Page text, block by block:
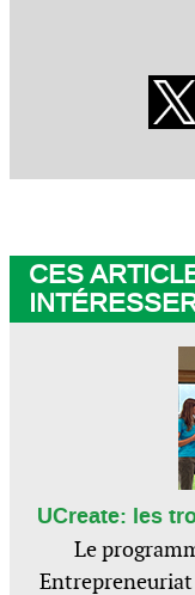
CES
UCreate: les
Le